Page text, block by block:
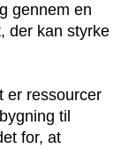
gennem en
der kan styrke
er ressourcer
til
for, at